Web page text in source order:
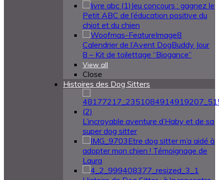
Jeu concours : gagnez le
Petit ABC de l’éducation positive du
chiot et du chien
Calendrier de l’Avent DogBuddy Jour
8 – Kit de toilettage “Biogance”
View all
Close
Histoires des Dog Sitters
L’incroyable aventure d’Haby et de sa
super dog sitter
Etre dog sitter m’a aidé à
adopter mon chien ! Témoignage de
Laura